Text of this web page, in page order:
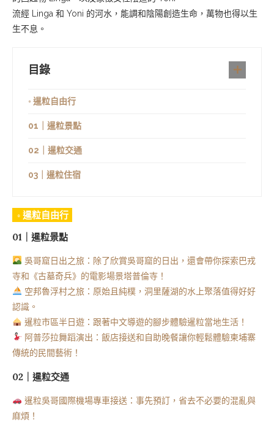
流經 Linga 和 Yoni 的河水，能調和陰陽創造生命，萬物也得以生
生不息。
目錄
◦ 暹粒自由行
01｜暹粒景點
02｜暹粒交通
03｜暹粒住宿
◦ 暹粒自由行
01｜暹粒景點
吳哥窟日出之旅：除了欣賞吳哥窟的日出，還會帶你探索巴戎
寺和《古墓奇兵》的電影場景塔普倫寺！
空邦魯浮村之旅：原始且純樸，洞里薩湖的水上聚落值得好好
認識。
暹粒市區半日遊：跟著中文導遊的腳步體驗暹粒當地生活！
阿普莎拉舞蹈演出：飯店接送和自助晚餐讓你輕鬆體驗柬埔寨
傳統的民間藝術！
02｜暹粒交通
暹粒吳哥國際機場專車接送：事先預訂，省去不必要的混亂與
麻煩！